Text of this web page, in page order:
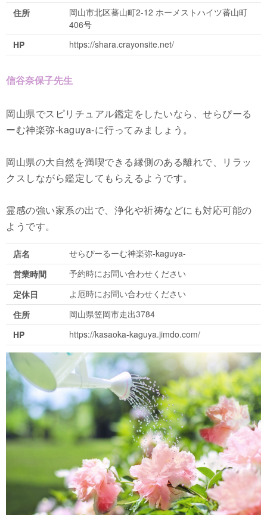
住所
岡山市北区蕃山町2-12 ホーメストハイツ蕃山町
406号
HP
https://shara.crayonsite.net/
信谷奈保子先生
岡山県でスピリチュアル鑑定をしたいなら、せらぴーる
ーむ神楽弥-kaguya-に行ってみましょう。
岡山県の大自然を満喫できる縁側のある離れで、リラッ
クスしながら鑑定してもらえるようです。
霊感の強い家系の出で、浄化や祈祷などにも対応可能の
ようです。
店名
せらぴーるーむ神楽弥-kaguya-
営業時間
予約時にお問い合わせください
定休日
よ厄時にお問い合わせください
住所
岡山県笠岡市走出3784
HP
https://kasaoka-kaguya.jimdo.com/